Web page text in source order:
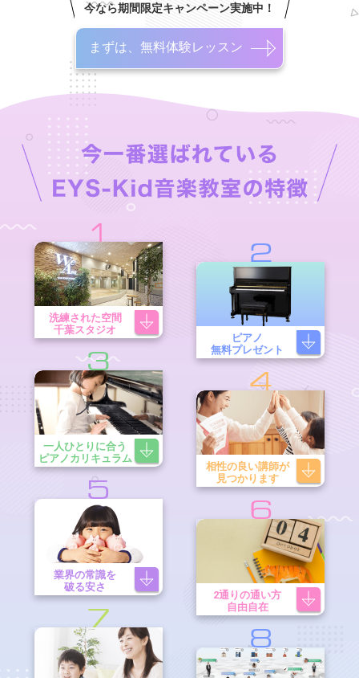
今なら期間限定キャンペーン実施中！
まずは、無料体験レッスン
1
洗練された空間
千葉スタジオ
2
ピアノ
無料プレゼント
3
一人ひとりに合う
ピアノカリキュラム
4
相性の良い講師が
見つかります
5
業界の常識を
破る安さ
6
2通りの通い方
自由自在
7
8